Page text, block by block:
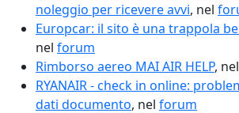
noleggio per ricevere avvi, nel
Europcar: il sito è una trappola
nel forum
Rimborso aereo MAI AIR HELP, nel
RYANAIR - check in online:
dati documento, nel forum